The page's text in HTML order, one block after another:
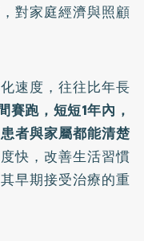
對家庭經濟與照顧
速度，往往比年長
賽跑，短短1年內，
者與家屬都能清楚
快，改善生活習慣
早期接受治療的重